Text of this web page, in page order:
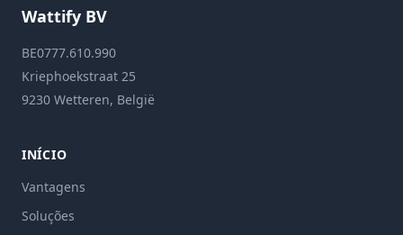
Wattify BV
BE0777.610.990
Kriephoekstraat 25
9230 Wetteren, België
INÍCIO
Vantagens
Soluções